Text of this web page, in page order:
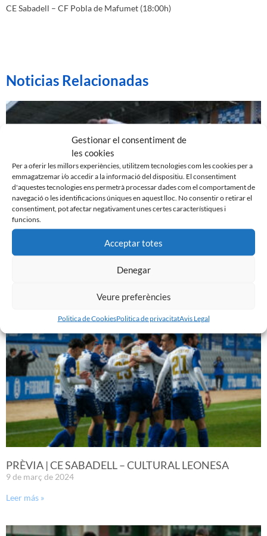
Gestionar el consentiment de
les cookies
Per a oferir les millors experiències, utilitzem tecnologies com les cookies per a
emmagatzemar i/o accedir a la informació del dispositiu. El consentiment
d'aquestes tecnologies ens permetrà processar dades com el comportament de
navegació o les identificacions úniques en aquest lloc. No consentir o retirar el
consentiment, pot afectar negativament unes certes característiques i
funcions.
Acceptar totes
Denegar
Veure preferències
Politica de CookiesPolitica de privacitatAvis Legal
CE Sabadell – CF Pobla de Mafumet (18:00h)
Noticias Relacionadas
EL SABADELL EMPATA DAVANT LA CULTURAL A LA
NOVA CREU ALTA
PRÈVIA | CE SABADELL – CULTURAL LEONESA
9 de març de 2024
Leer más »